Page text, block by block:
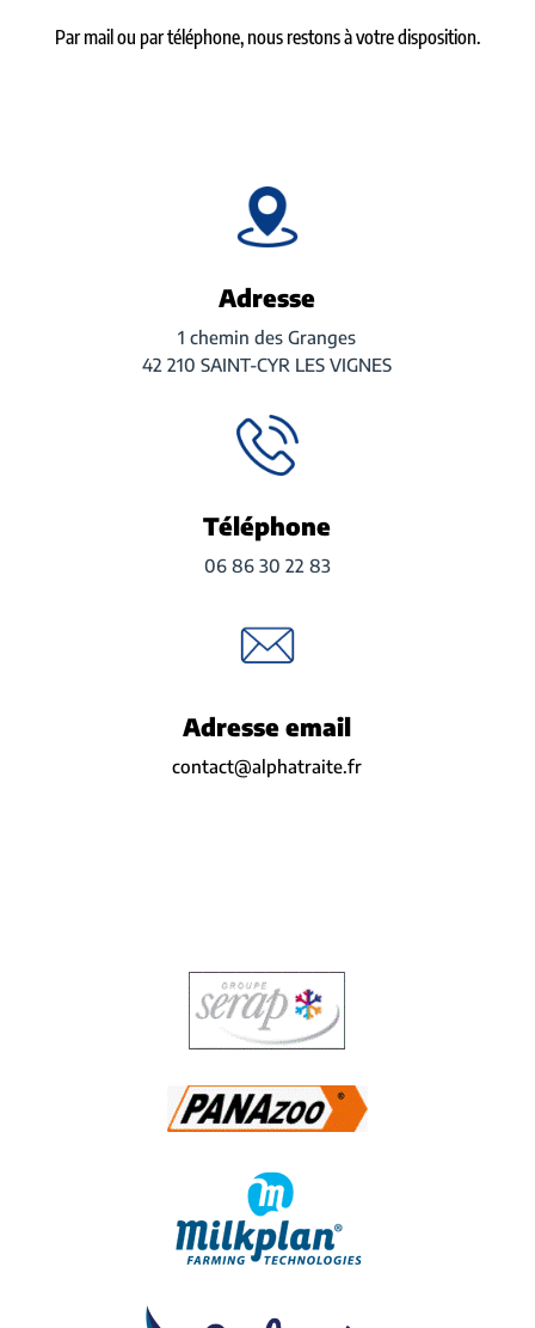
Par mail ou par téléphone, nous restons à votre disposition.
Adresse
1 chemin des Granges
42 210 SAINT-CYR LES VIGNES
Téléphone
06 86 30 22 83
Adresse email
contact@alphatraite.fr